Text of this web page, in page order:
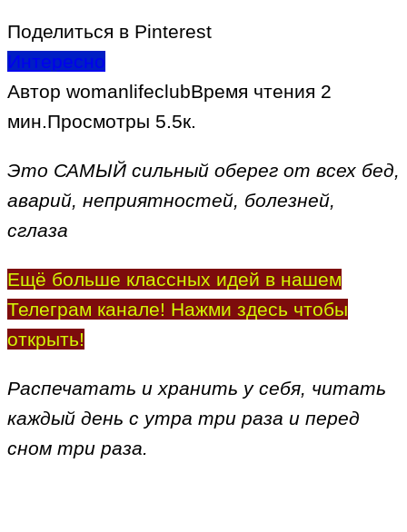
Поделиться в Pinterest
Интересно
Автор womanlifeclubВремя чтения 2
мин.Просмотры 5.5к.
Это САМЫЙ сильный оберег от всех бед,
аварий, неприятностей, болезней,
сглаза
Ещё больше классных идей в нашем
Телеграм канале! Нажми здесь чтобы
открыть!
Распечатать и хранить у себя, читать
каждый день с утра три раза и перед
сном три раза.